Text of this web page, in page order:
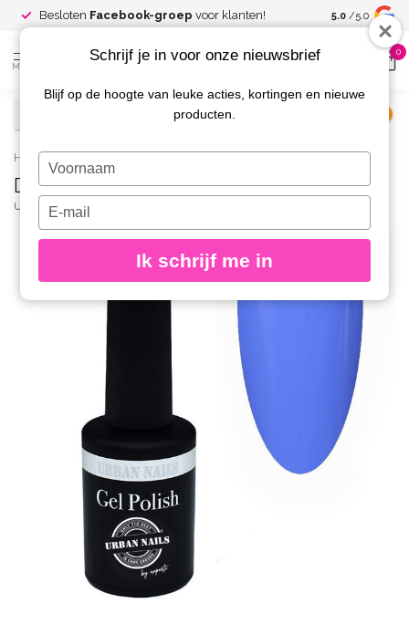
Besloten Facebook-groep voor klanten! Spaar voor
kortingen
5.0 /5.0
MENU
0
Home / D50 Gelpolish Marieke 8 gr.
D50 Gelpolish Marieke 8 gr.
URBAN NAILS
Schrijf je in voor onze nieuwsbrief
Blijf op de hoogte van leuke acties, kortingen en nieuwe
producten.
Typ
je
naam
Typ
je
e-
in
Ik schrijf me in